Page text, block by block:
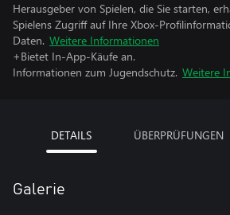
Herausgeber von Spielen, die Sie starten,
Spielens Zugriff auf Ihre Xbox-
Daten. Weitere Informationen
+Bietet In-App-Käufe an.
Informationen zum Jugendschutz. Weitere
DETAILS ÜBERPRÜFUNGEN
Galerie